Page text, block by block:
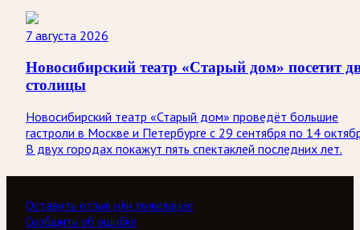
7 августа 2026
Новосибирский театр «Старый дом» посетит
столицы
Новосибирский театр «Старый дом» проведёт большие
гастроли в Москве и Петербурге с 29 сентября по 14
В двух городах покажут пять спектаклей последних лет.
Оставить отзыв или пожелание
Сообщить об ошибке